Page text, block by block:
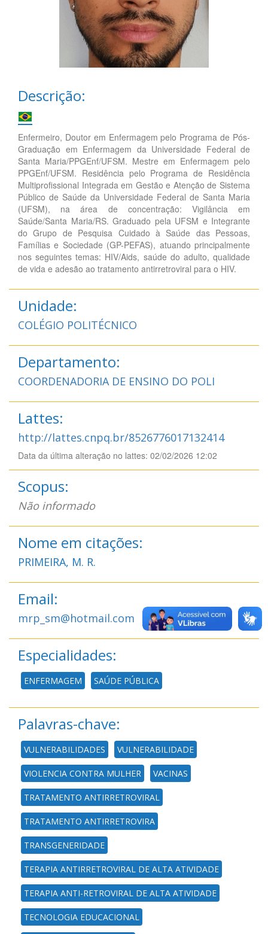
Descrição:
Enfermeiro, Doutor em Enfermagem pelo Programa de Pós-
Graduação em Enfermagem da Universidade Federal de
Santa Maria/PPGEnf/UFSM. Mestre em Enfermagem pelo
PPGEnf/UFSM. Residência pelo Programa de Residência
Multiprofissional Integrada em Gestão e Atenção de Sistema
Público de Saúde da Universidade Federal de Santa Maria
(UFSM), na área de concentração: Vigilância em
Saúde/Santa Maria/RS. Graduado pela UFSM e Integrante
do Grupo de Pesquisa Cuidado à Saúde das Pessoas,
Famílias e Sociedade (GP-PEFAS), atuando principalmente
nos seguintes temas: HIV/Aids, saúde do adulto, qualidade
de vida e adesão ao tratamento antirretroviral para o HIV.
Unidade:
COLÉGIO POLITÉCNICO
Departamento:
COORDENADORIA DE ENSINO DO POLI
Lattes:
http://lattes.cnpq.br/8526776017132414
Data da última alteração no lattes: 02/02/2026 12:02
Scopus:
Não informado
Nome em citações:
PRIMEIRA, M. R.
Email:
mrp_sm@hotmail.com
Especialidades:
ENFERMAGEM SAÚDE PÚBLICA
Palavras-chave:
VULNERABILIDADES VULNERABILIDADE
VIOLENCIA CONTRA MULHER VACINAS
TRATAMENTO ANTIRRETROVIRAL
TRATAMENTO ANTIRRETROVIRA
TRANSGENERIDADE
TERAPIA ANTIRRETROVIRAL DE ALTA ATIVIDADE
TERAPIA ANTI-RETROVIRAL DE ALTA ATIVIDADE
TECNOLOGIA EDUCACIONAL